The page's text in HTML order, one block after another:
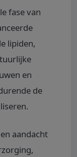
fase van
lipiden,
en
de
aandacht